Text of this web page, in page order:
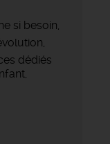
si besoin,
dédiés